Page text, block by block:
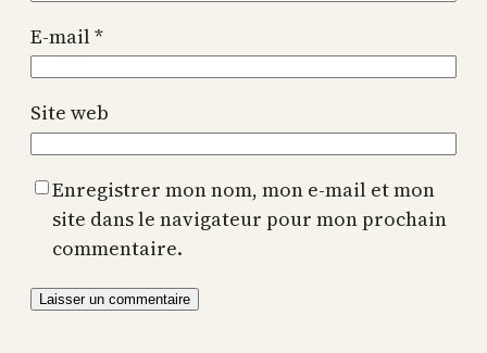
E-mail*
Site web
Enregistrer mon nom, mon e-mail et mon
site dans le navigateur pour mon prochain
commentaire.